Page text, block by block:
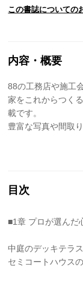
この書誌についての
内容・概要
88の工務店や施工
家をこれからつく
載です。
豊富な写真や間取
目次
■1章 プロが選んだ
中庭のデッキテラ
セミコートハウス